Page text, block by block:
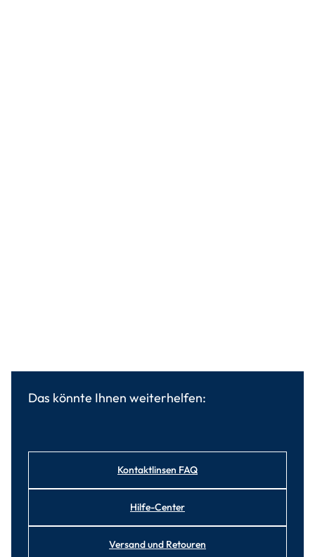
Das könnte Ihnen weiterhelfen:
Kontaktlinsen FAQ
Hilfe-Center
Versand und Retouren